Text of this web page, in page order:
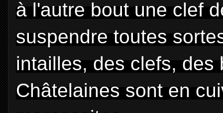
à l'autre bout une clef
suspendre toutes
intailles, des clefs, des
Châtelaines sont en